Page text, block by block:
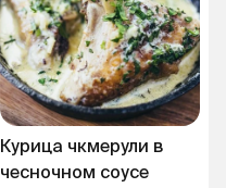
Курица чкмерули в
чесночном соусе